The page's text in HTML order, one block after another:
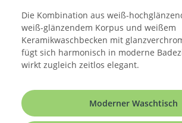
Die Kombination aus weiß-
weiß-glänzendem Korpus und weißem
Keramikwaschbecken mit
fügt sich harmonisch in moderne
wirkt zugleich zeitlos elegant.
Moderner Waschtisch